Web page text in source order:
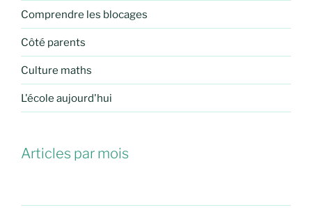
Comprendre les blocages
Côté parents
Culture maths
L'école aujourd'hui
Articles par mois